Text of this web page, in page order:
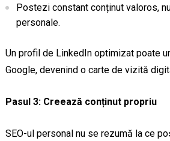
Postezi constant conținut valoros,
personale.
Un profil de LinkedIn optimizat poate
Google, devenind o carte de vizită
Pasul 3: Creează conținut propriu
SEO-ul personal nu se rezumă la ce